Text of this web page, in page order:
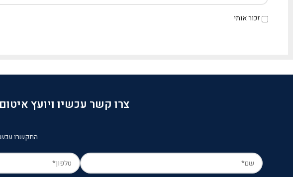
זכור אותי
צרו קשר עכשיו ויועץ
התקשרו עכשיו: 050-